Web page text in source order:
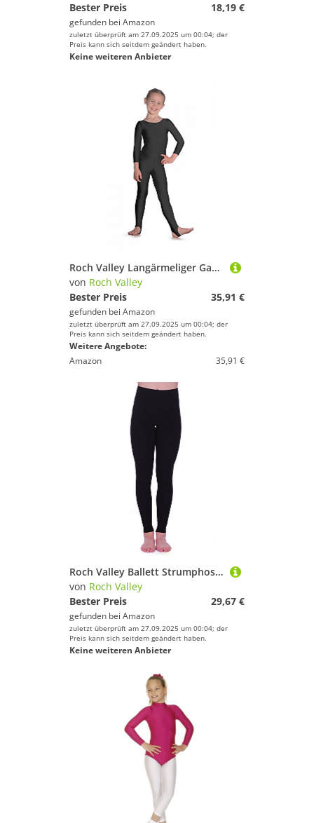
Bester Preis
18,19 €
gefunden bei Amazon
zuletzt überprüft am 27.09.2025 um 00:04; der
Preis kann sich seitdem geändert haben.
Keine weiteren Anbieter
Roch Valley Langärmeliger Ganzanzug aus Lycra, Schwarz, M
von Roch Valley
Bester Preis
35,91 €
gefunden bei Amazon
zuletzt überprüft am 27.09.2025 um 00:04; der
Preis kann sich seitdem geändert haben.
Weitere Angebote:
Amazon
35,91 €
Roch Valley Ballett Strumphose ohne Fuß aus Baumwolle XXL Schwarz
von Roch Valley
Bester Preis
29,67 €
gefunden bei Amazon
zuletzt überprüft am 27.09.2025 um 00:04; der
Preis kann sich seitdem geändert haben.
Keine weiteren Anbieter